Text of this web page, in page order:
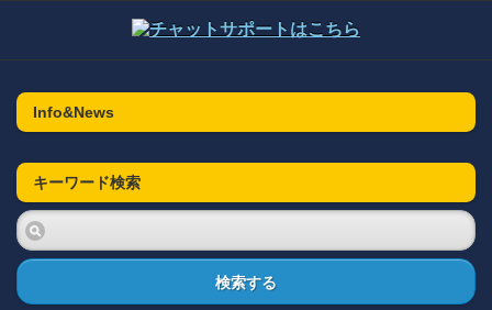
Info&News
キーワード検索
検索する